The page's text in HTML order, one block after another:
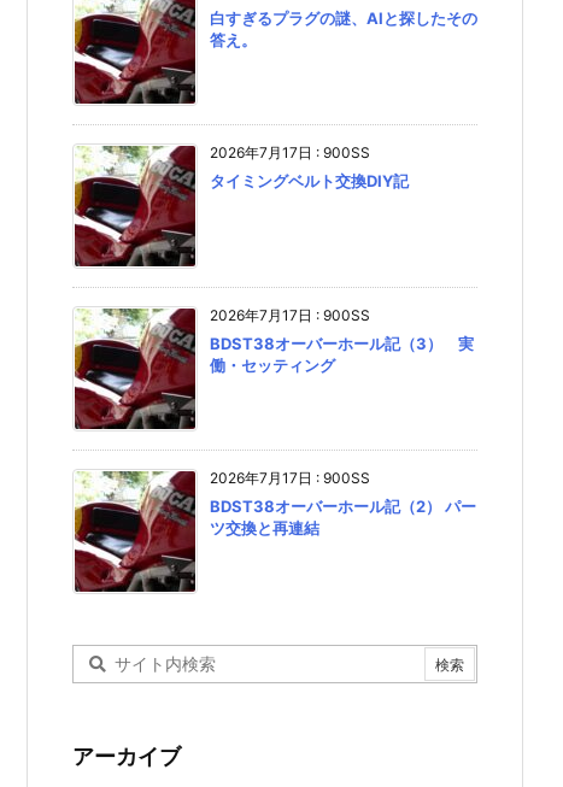
白すぎるプラグの謎、AIと探したその
答え。
2026年7月17日 : 900SS
タイミングベルト交換DIY記
2026年7月17日 : 900SS
BDST38オーバーホール記（3） 実
働・セッティング
2026年7月17日 : 900SS
BDST38オーバーホール記（2） パー
ツ交換と再連結
アーカイブ